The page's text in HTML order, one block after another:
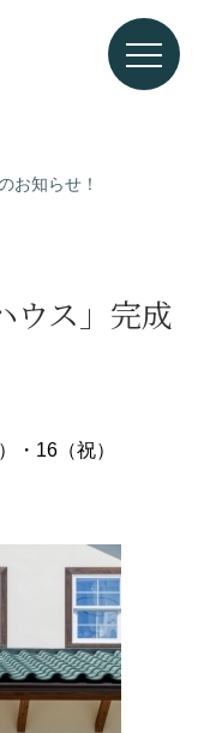
お知らせ！
ウス」完成
・16（祝）